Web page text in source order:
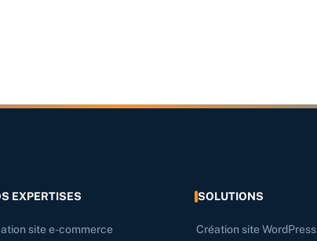
EXPERTISES
site e-commerce
SOLUTIONS
Création site WordPress